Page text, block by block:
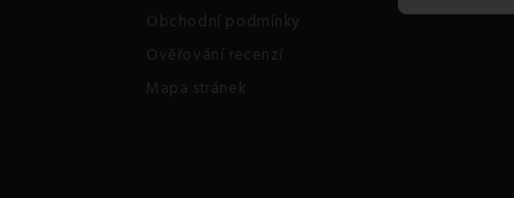
Obchodní podmínky
Ověřování recenzí
Mapa stránek